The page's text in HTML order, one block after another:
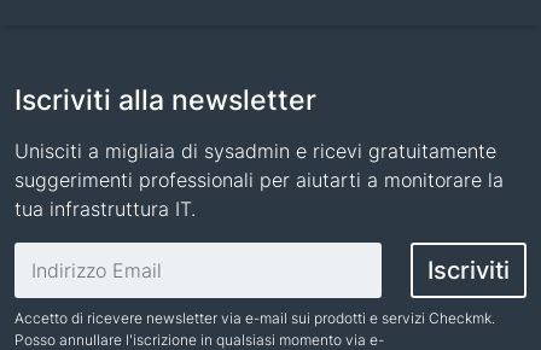
Iscriviti alla newsletter
Unisciti a migliaia di sysadmin e ricevi gratuitamente
suggerimenti professionali per aiutarti a monitorare la
tua infrastruttura IT.
Iscriviti
Accetto di ricevere newsletter via e-mail sui prodotti e servizi Checkmk.
Posso annullare l'iscrizione in qualsiasi momento via e-